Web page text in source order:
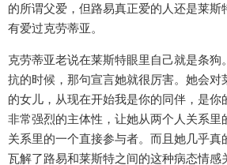
的所谓父爱，但路易真正爱的人还是莱斯
有爱过克劳蒂亚。
克劳蒂亚老说在莱斯特眼里自己就是条狗
抗的时候，那句宣言她就很厉害。她会对
的女儿，从现在开始我是你的同伴，是你
非常强烈的主体性，让她从两个人关系里
关系里的一个直接参与者。而且她几乎真
瓦解了路易和莱斯特之间的这种病态情感